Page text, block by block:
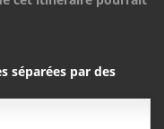
séparées par des